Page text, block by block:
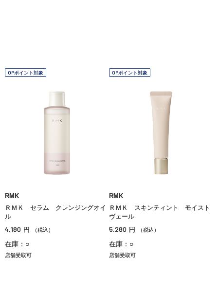
OPポイント対象
RMK
ＲＭＫ セラム クレンジングオイ
ル
4,180 円 （税込）
在庫：○
店舗受取可
OPポイント対象
RMK
ＲＭＫ スキンティント モイスト
ヴェール
5,280 円 （税込）
在庫：○
店舗受取可